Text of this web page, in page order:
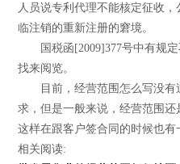
人员说专利代理不能核定征收
临注销的重新注册的窘境。
国税函[2009]377号中有规定
找来阅览。
目前，经营范围怎么写没有
求，但是一般来说，经营范围还
这样在跟客户签合同的时候也有
相关阅读: